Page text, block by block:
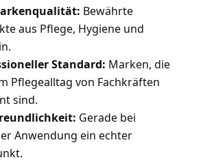
Bewährte
aus Pflege, Hygiene und
Standard: Marken, die
Pflegealltag von Fachkräften
sind.
Gerade bei
Anwendung ein echter